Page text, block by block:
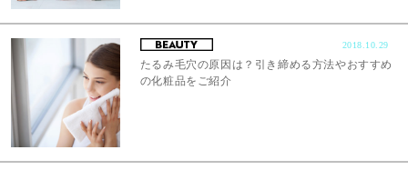
2018.10.29
たるみ毛穴の原因は？引き締める方法やおすすめ
の化粧品をご紹介